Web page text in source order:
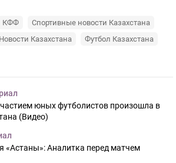
КФФ
Спортивные новости Казахстана
Новости Казахстана
Футбол Казахстана
юных футболистов произошла в
(Видео)
«Астаны»: Аналитка перед матчем